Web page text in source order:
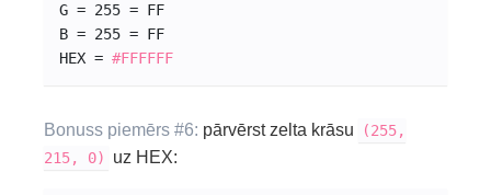
G = 255 = FF
B = 255 = FF
HEX = #FFFFFF
Bonuss piemērs #6: pārvērst zelta krāsu
(255,
215, 0)
uz HEX: